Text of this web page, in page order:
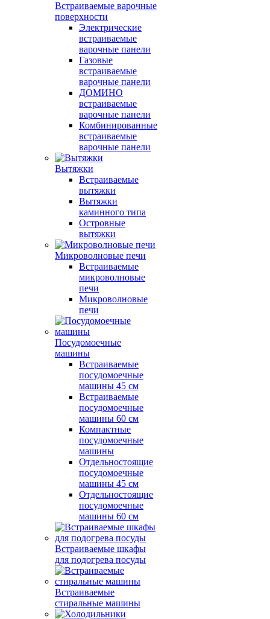
Встраиваемые варочные
поверхности
Электрические
встраиваемые
варочные панели
Газовые
встраиваемые
варочные панели
ДОМИНО
встраиваемые
варочные панели
Комбинированные
встраиваемые
варочные панели
Вытяжки
Встраиваемые
вытяжки
Вытяжки
каминного типа
Островные
вытяжки
Микроволновые печи
Встраиваемые
микроволновые
печи
Микроволновые
печи
Посудомоечные
машины
Встраиваемые
посудомоечные
машины 45 см
Встраиваемые
посудомоечные
машины 60 см
Компактные
посудомоечные
машины
Отдельностоящие
посудомоечные
машины 45 см
Отдельностоящие
посудомоечные
машины 60 см
Встраиваемые шкафы
для подогрева посуды
Встраиваемые
стиральные машины